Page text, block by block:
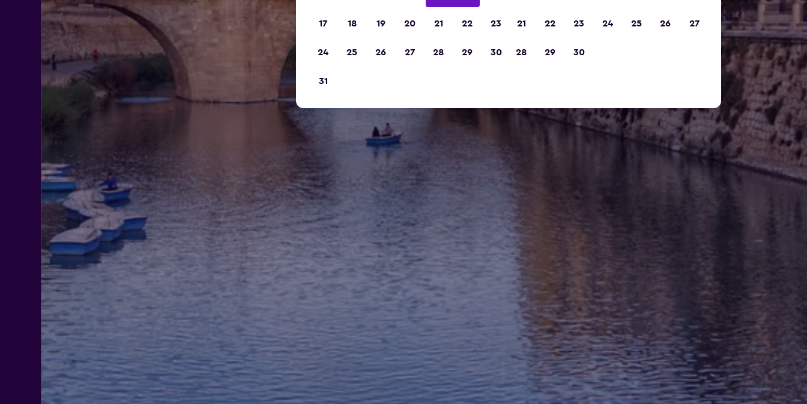
17 18 19 20 21 22 23
24 25 26 27 28 29 30
31
21 22 23 24 25 26 27
28 29 30